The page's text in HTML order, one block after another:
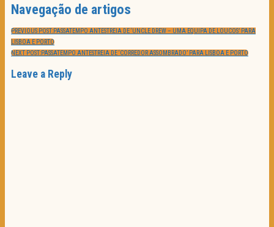
Navegação de artigos
PREVIOUS POST:PASSATEMPO ANTESTREIA DE ‘UNCLE DREW – UMA EQUIPA DE LOUCOS’ PARA
LISBOA E PORTO
NEXT POST:PASSATEMPO ANTESTREIA DE ‘CORREDOR ASSOMBRADO’ PARA LISBOA E PORTO
Leave a Reply